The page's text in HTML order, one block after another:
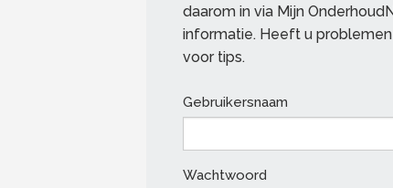
daarom in via Mijn
informatie. Heeft u
voor tips.
Gebruikersnaam
Wachtwoord